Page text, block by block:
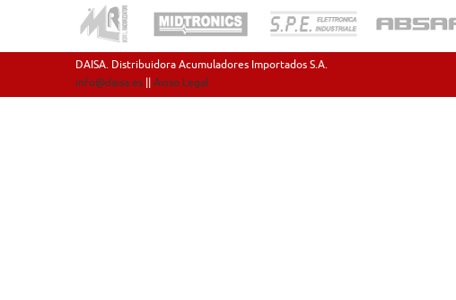
DAISA. Distribuidora Acumuladores Importados S.A.
info@daisa.es
Aviso Legal